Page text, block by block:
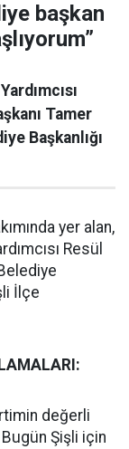
başkan
Tamer
Başkanlığı
yer alan,
Resül
İlçe
değerli
Şişli için